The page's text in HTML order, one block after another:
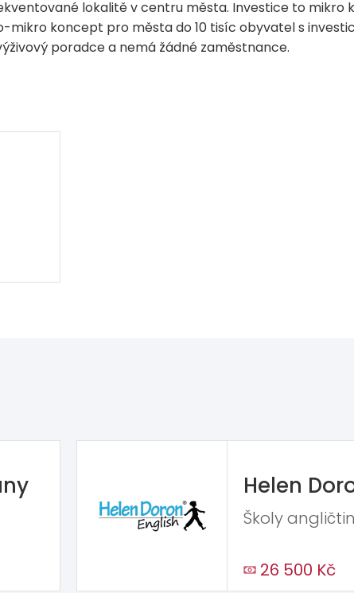
lokalitě v centru města. Investice to mikro
mikro koncept pro města do 10 tisíc obyvatel s
poradce a nemá žádné zaměstnance.
Helen
Školy
26 500 Kč